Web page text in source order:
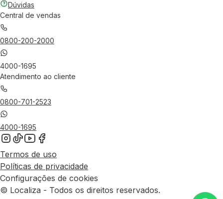
Dúvidas
Central de vendas
0800-200-2000
4000-1695
Atendimento ao cliente
0800-701-2523
4000-1695
Termos de uso
Políticas de privacidade
Configurações de cookies
© Localiza - Todos os direitos reservados.